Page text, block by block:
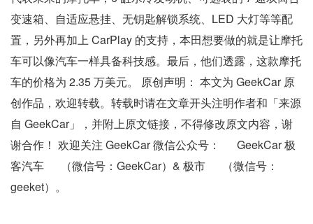
变速箱、自适应悬挂、无钥匙解锁系统、LED 大灯等等配
置，另外再加上 CarPlay 的支持，本田想要做的就是让摩托
车可以像汽车一样具备科技感。最后，他们透露，这款摩托
车的价格为 2.35 万美元。 原创声明： 本文为 GeekCar 原
创作品，欢迎转载。转载时请在文章开头注明作者和「来源
自 GeekCar」，并附上原文链接，不得修改原文内容，谢
谢合作！ 欢迎关注 GeekCar 微信公众号： GeekCar 极
客汽车 （微信号：GeekCar）& 极市 （微信号：
geeket）。